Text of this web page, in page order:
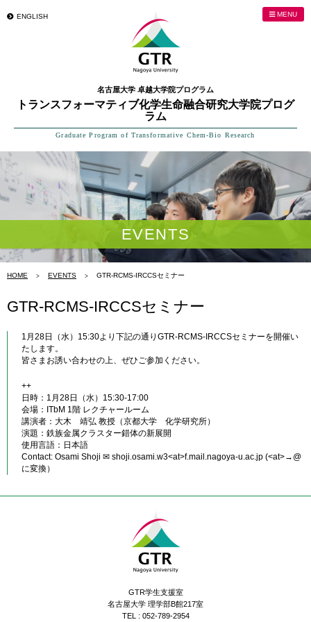
名古屋大学 卓越大学院プログラム
トランスフォーマティブ化学生命融合研究大学院プログ
ラム
Graduate Program of Transformative Chem-Bio Research
ENGLISH MENU
EVENTS
HOME EVENTS GTR-RCMS-IRCCSセミナー
GTR-RCMS-IRCCSセミナー
1月28日（水）15:30より下記の通りGTR-RCMS-IRCCSセミナーを開催い
たします。
皆さまお誘い合わせの上、ぜひご参加ください。
++
日時：1月28日（水）15:30-17:00
会場：ITbM 1階 レクチャールーム
講演者：大木 靖弘 教授（京都大学 化学研究所）
演題：鉄族金属クラスター錯体の新展開
使用言語：日本語
Contact: Osami Shoji ✉ shoji.osami.w3<at>f.mail.nagoya-u.ac.jp (<at>→@
に変換）
GTR学生支援室
名古屋大学 理学部B館217室
TEL : 052-789-2954